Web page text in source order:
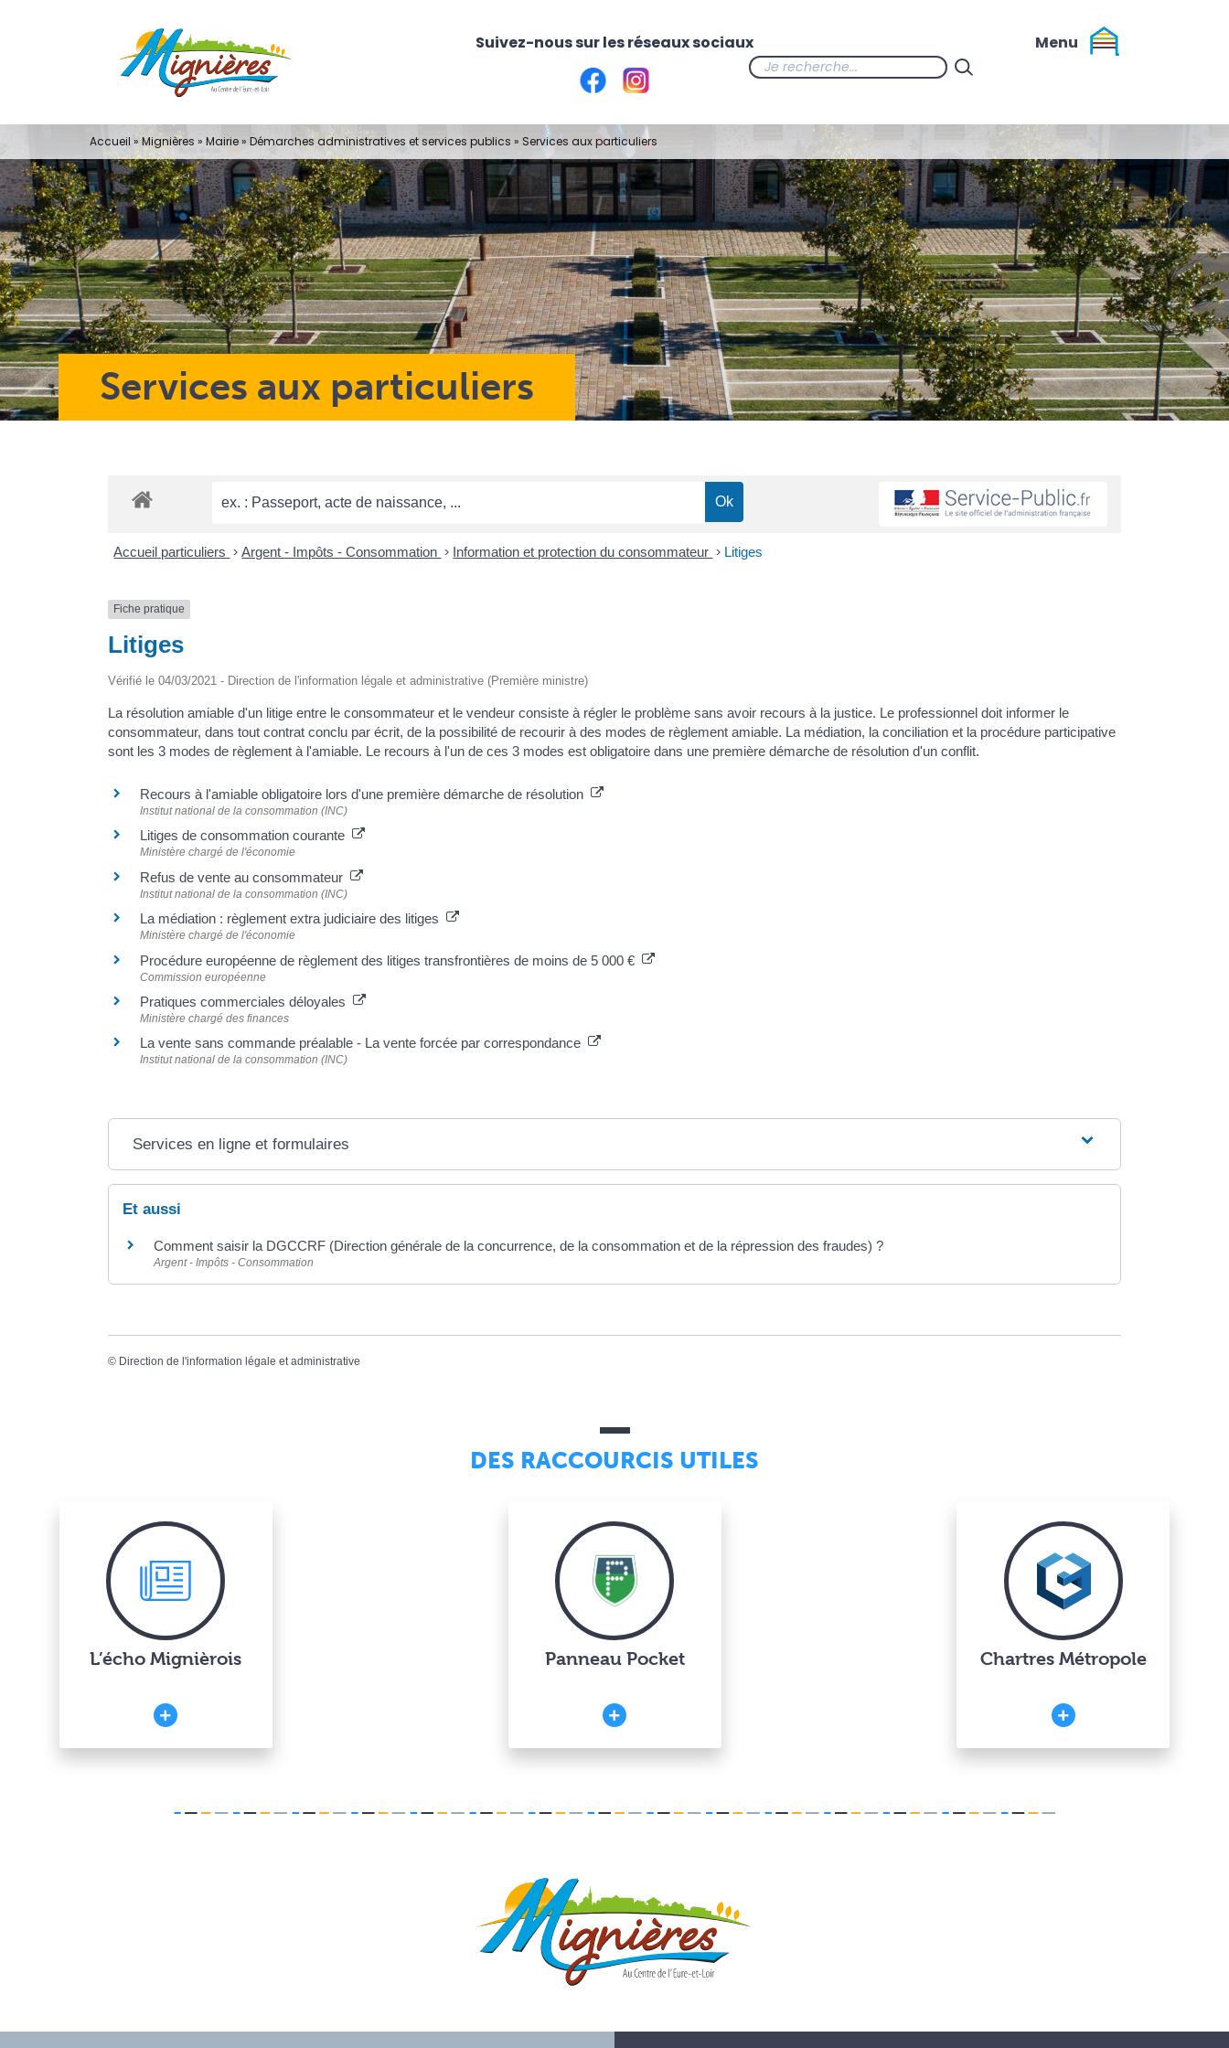
Services aux particuliers
Accueil » Mignières » Mairie» Démarches administratives et services publics » Services aux particuliers
Accueil particuliers > Argent - Impôts - Consommation > Information et protection du consommateur > Litiges
Fiche pratique
Litiges
Vérifié le 04/03/2021 - Direction de l'information légale et administrative (Première ministre)
La résolution amiable d'un litige entre le consommateur et le vendeur consiste à régler le problème sans avoir recours à la justice. Le professionnel doit informer le
consommateur, dans tout contrat conclu par écrit, de la possibilité de recourir à des modes de règlement amiable. La médiation, la conciliation et la procédure participative
sont les 3 modes de règlement à l'amiable. Le recours à l'un de ces 3 modes est obligatoire dans une première démarche de résolution d'un conflit.
Recours à l'amiable obligatoire lors d'une première démarche de résolution
Institut national de la consommation (INC)
Litiges de consommation courante
Ministère chargé de l'économie
Refus de vente au consommateur
Institut national de la consommation (INC)
La médiation : règlement extra judiciaire des litiges
Ministère chargé de l'économie
Procédure européenne de règlement des litiges transfrontières de moins de 5 000 €
Commission européenne
Pratiques commerciales déloyales
Ministère chargé des finances
La vente sans commande préalable - La vente forcée par correspondance
Institut national de la consommation (INC)
Services en ligne et formulaires
Et aussi
Comment saisir la DGCCRF (Direction générale de la concurrence, de la consommation et de la répression des fraudes) ?
Argent - Impôts - Consommation
© Direction de l'information légale et administrative
DES RACCOURCIS UTILES
L’écho Mignièrois Panneau Pocket Chartres Métropole